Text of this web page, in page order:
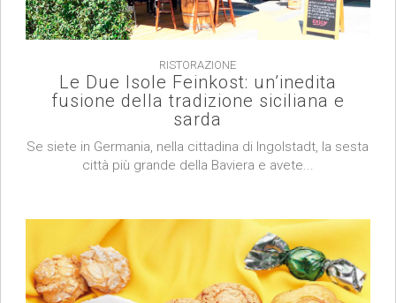
RISTORAZIONE
Le Due Isole Feinkost: un’inedita
fusione della tradizione siciliana e
sarda
Se siete in Germania, nella cittadina di Ingolstadt, la sesta
città più grande della Baviera e avete...